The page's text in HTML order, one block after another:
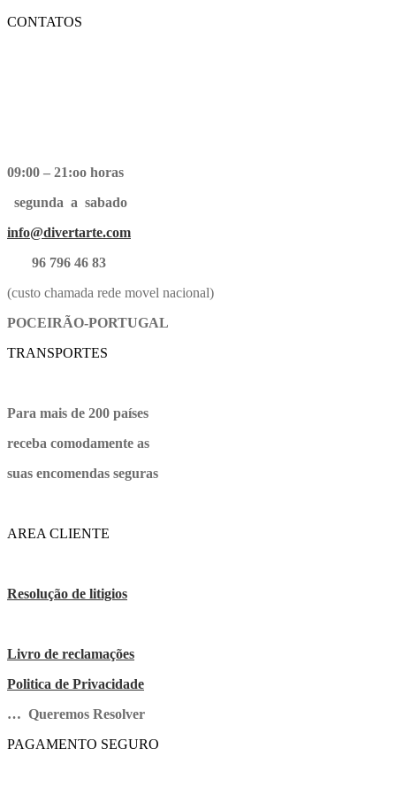
CONTATOS
09:00 – 21:oo horas
segunda a sabado
info@divertarte.com
96 796 46 83
(custo chamada rede movel nacional)
POCEIRÃO-PORTUGAL
TRANSPORTES
Para mais de 200 países
receba comodamente as
suas encomendas seguras
AREA CLIENTE
Resolução de litigios
Livro de reclamações
Politica de Privacidade
… Queremos Resolver
PAGAMENTO SEGURO